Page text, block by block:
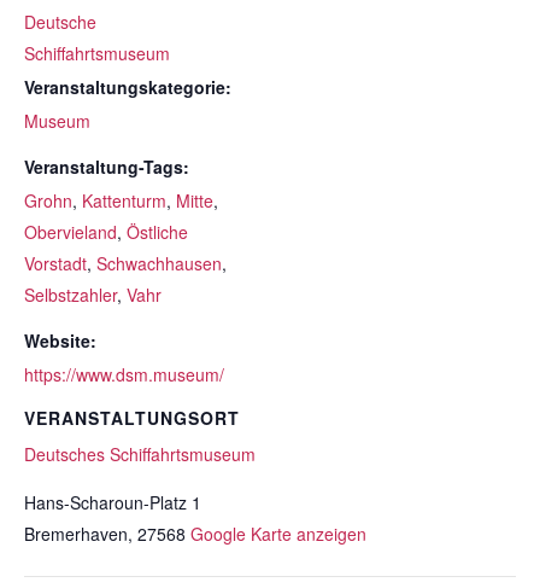
Deutsche
Schiffahrtsmuseum
Veranstaltungskategorie:
Museum
Veranstaltung-Tags:
Grohn, Kattenturm, Mitte,
Obervieland, Östliche
Vorstadt, Schwachhausen,
Selbstzahler, Vahr
Website:
https://www.dsm.museum/
VERANSTALTUNGSORT
Deutsches Schiffahrtsmuseum
Hans-Scharoun-Platz 1
Bremerhaven, 27568 Google Karte anzeigen